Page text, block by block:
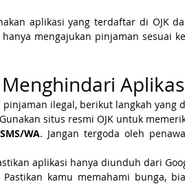
aplikasi yang terdaftar di OJK
mengajukan pinjaman sesuai
ilegal, berikut langkah yang
situs resmi OJK untuk
WA. Jangan tergoda oleh
aplikasi hanya diunduh dari
Pastikan kamu memahami bunga,